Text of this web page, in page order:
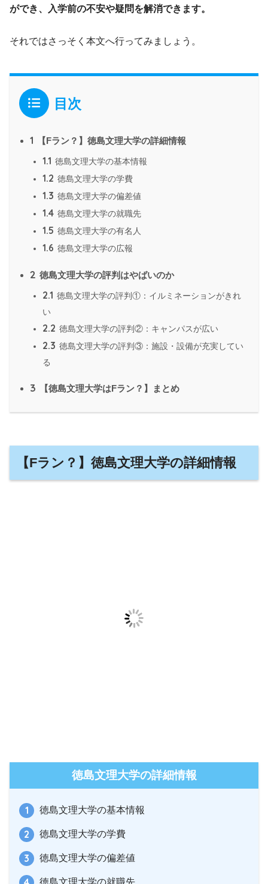
ができ、入学前の不安や疑問を解消できます。
それではさっそく本文へ行ってみましょう。
目次
1 【Fラン？】徳島文理大学の詳細情報
1.1 徳島文理大学の基本情報
1.2 徳島文理大学の学費
1.3 徳島文理大学の偏差値
1.4 徳島文理大学の就職先
1.5 徳島文理大学の有名人
1.6 徳島文理大学の広報
2 徳島文理大学の評判はやばいのか
2.1 徳島文理大学の評判①：イルミネーションがきれ
い
2.2 徳島文理大学の評判②：キャンパスが広い
2.3 徳島文理大学の評判③：施設・設備が充実してい
る
3 【徳島文理大学はFラン？】まとめ
【Fラン？】徳島文理大学の詳細情報
徳島文理大学の詳細情報
徳島文理大学の基本情報
徳島文理大学の学費
徳島文理大学の偏差値
徳島文理大学の就職先